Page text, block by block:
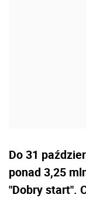
Do 31
ponad 3,25
"Dobry start".